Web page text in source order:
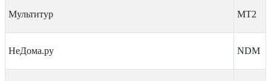
Мультитур MT2
НеДома.ру NDM